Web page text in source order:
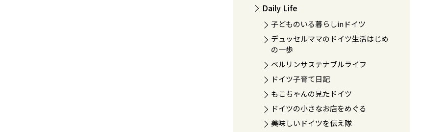
Daily Life
子どものいる暮らしinドイツ
デュッセルママのドイツ生活はじめ
の一歩
ベルリンサステナブルライフ
ドイツ子育て日記
もこちゃんの見たドイツ
ドイツの小さなお店をめぐる
美味しいドイツを伝え隊